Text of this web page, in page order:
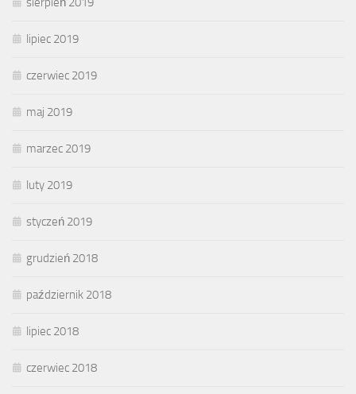
lipiec 2019
czerwiec 2019
maj 2019
marzec 2019
luty 2019
styczeń 2019
grudzień 2018
październik 2018
lipiec 2018
czerwiec 2018